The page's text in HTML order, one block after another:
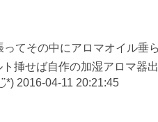
ってその中にアロマオイル垂
挿せば自作の加湿アロマ器
2016-04-11 20:21:45